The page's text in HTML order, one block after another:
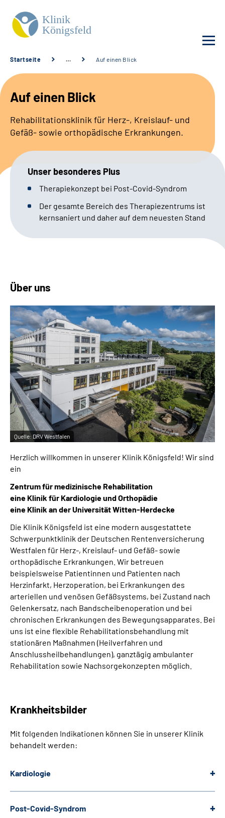
Unsere Klinik
Unsere Angebote
Service
Karriere
Sozialdienste & Zuweisende
Suche
Leichte Sprache
Startseite … Auf einen Blick
Auf einen Blick
Rehabilitationsklinik für Herz-, Kreislauf- und
Gefäß- sowie orthopädische Erkrankungen.
Unser besonderes Plus
Therapiekonzept bei Post-Covid-Syndrom
Der gesamte Bereich des Therapiezentrums ist
kernsaniert und daher auf dem neuesten Stand
Über uns
Quelle:DRV Westfalen
Herzlich willkommen in unserer Klinik Königsfeld! Wir sind
ein
Zentrum für medizinische Rehabilitation
eine Klinik für Kardiologie und Orthopädie
eine Klinik an der Universität Witten-Herdecke
Die Klinik Königsfeld ist eine modern ausgestattete
Schwerpunktklinik der Deutschen Rentenversicherung
Westfalen für Herz-, Kreislauf- und Gefäß- sowie
orthopädische Erkrankungen. Wir betreuen
beispielsweise Patientinnen und Patienten nach
Herzinfarkt, Herzoperation, bei Erkrankungen des
arteriellen und venösen Gefäßsystems, bei Zustand nach
Gelenkersatz, nach Bandscheibenoperation und bei
chronischen Erkrankungen des Bewegungsapparates. Bei
uns ist eine flexible Rehabilitationsbehandlung mit
stationären Maßnahmen (Heilverfahren und
Anschlussheilbehandlungen), ganztägig ambulanter
Rehabilitation sowie Nachsorgekonzepten möglich.
Krankheitsbilder
Mit folgenden Indikationen können Sie in unserer Klinik
behandelt werden:
Kardiologie
Post-Covid-Syndrom